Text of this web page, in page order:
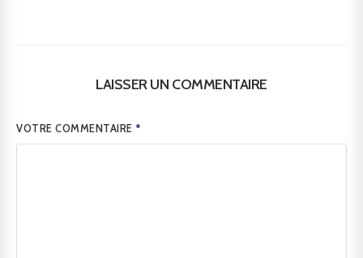
LAISSER UN COMMENTAIRE
VOTRE COMMENTAIRE*